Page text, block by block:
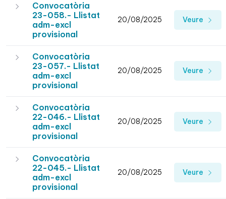
Convocatòria
23-058.- Llistat
adm-excl
provisional
20/08/2025 Veure
Convocatòria
23-057.- Llistat
adm-excl
provisional
20/08/2025 Veure
Convocatòria
22-046.- Llistat
adm-excl
provisional
20/08/2025 Veure
Convocatòria
22-045.- Llistat
adm-excl
provisional
20/08/2025 Veure